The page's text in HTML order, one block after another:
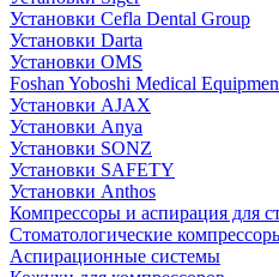
Установки Cefla Dental Group
Установки Darta
Установки OMS
Foshan Yoboshi Medical
Установки AJAX
Установки Anya
Установки SONZ
Установки SAFETY
Установки Anthos
Компрессоры и аспирация для
Стоматологические
Аспирационные системы